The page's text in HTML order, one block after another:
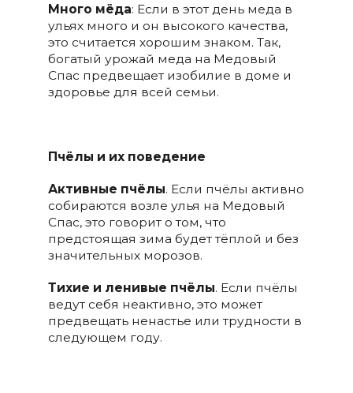
Много мёда: Если в этот день меда в
ульях много и он высокого качества,
это считается хорошим знаком. Так,
богатый урожай меда на Медовый
Спас предвещает изобилие в доме и
здоровье для всей семьи.
Пчёлы и их поведение
Активные пчёлы. Если пчёлы активно
собираются возле улья на Медовый
Спас, это говорит о том, что
предстоящая зима будет тёплой и без
значительных морозов.
Тихие и ленивые пчёлы. Если пчёлы
ведут себя неактивно, это может
предвещать ненастье или трудности в
следующем году.